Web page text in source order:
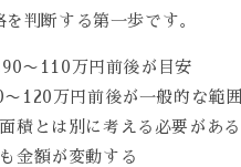
を判断する第一歩です。
〜110万円前後が目安
120万円前後が一般的な範囲
積とは別に考える必要がある
金額が変動する